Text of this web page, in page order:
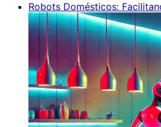
Robots Domésticos: